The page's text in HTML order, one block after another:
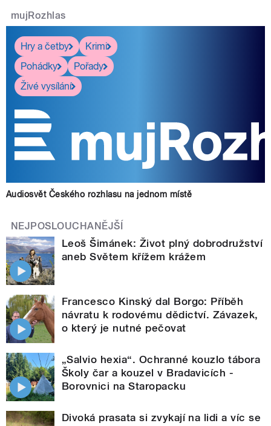
mujRozhlas
Hry a četby
Krimi
Pohádky
Pořady
Živé vysílání
Audiosvět Českého rozhlasu na jednom místě
NEJPOSLOUCHANĚJŠÍ
Leoš Šimánek: Život plný dobrodružství
aneb Světem křížem krážem
Francesco Kinský dal Borgo: Příběh
návratu k rodovému dědictví. Závazek,
o který je nutné pečovat
„Salvio hexia“. Ochranné kouzlo tábora
Školy čar a kouzel v Bradavicích -
Borovnici na Staropacku
Divoká prasata si zvykají na lidi a víc se